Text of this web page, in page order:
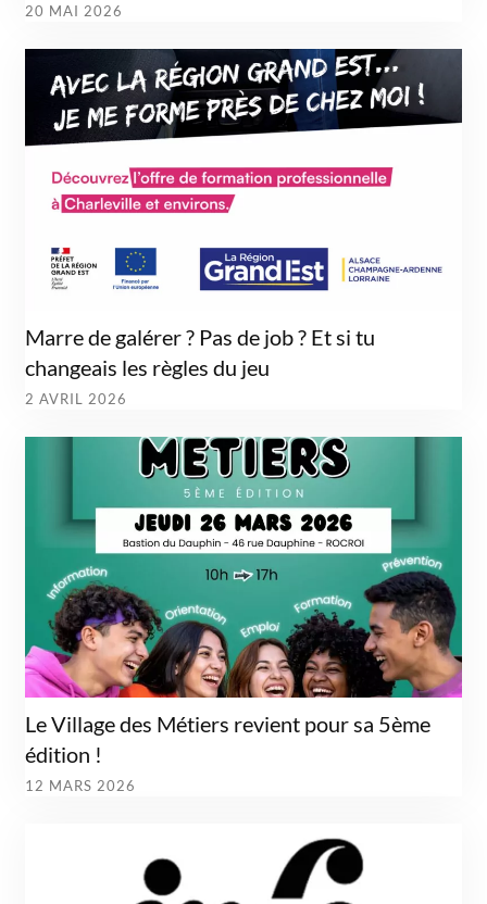
20 MAI 2026
Marre de galérer ? Pas de job ? Et si tu
changeais les règles du jeu
2 AVRIL 2026
Le Village des Métiers revient pour sa 5ème
édition !
12 MARS 2026